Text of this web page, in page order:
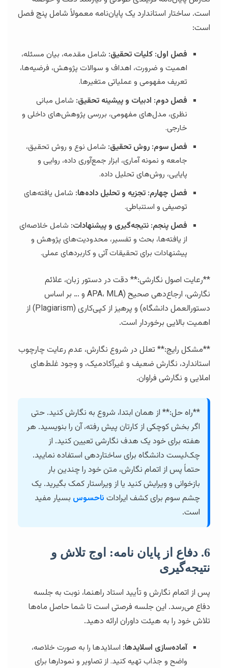
است. ساختار استاندارد یک پایان‌نامه معمولاً شامل پنج فصل
است:
فصل اول: کلیات تحقیق: شامل مقدمه، بیان مسئله،
اهمیت و ضرورت، اهداف و سوالات پژوهش، فرضیه‌ها،
تعریف مفهومی و عملیاتی متغیرها.
فصل دوم: ادبیات و پیشینه تحقیق: شامل مبانی
نظری، مدل‌های مفهومی، بررسی پژوهش‌های داخلی و
خارجی.
فصل سوم: روش تحقیق: شامل نوع و روش تحقیق،
جامعه و نمونه آماری، ابزار جمع‌آوری داده، روایی و
پایایی، روش‌های تحلیل داده.
فصل چهارم: تجزیه و تحلیل داده‌ها: شامل یافته‌های
توصیفی و استنباطی.
فصل پنجم: نتیجه‌گیری و پیشنهادات: شامل خلاصه‌ای
از یافته‌ها، بحث و تفسیر، محدودیت‌های پژوهش و
پیشنهادات برای تحقیقات آتی و کاربردهای عملی.
**رعایت اصول نگارشی:** دقت در دستور زبان، علائم
نگارشی، ارجاع‌دهی صحیح (APA، MLA و … بر اساس
دستورالعمل دانشگاه) و پرهیز از کپی‌کاری (Plagiarism) از
اهمیت بالایی برخوردار است.
**مشکل رایج:** تعلل در شروع نگارش، عدم رعایت چارچوب
استاندارد، نگارش ضعیف و غیرآکادمیک، و وجود غلط‌های
املایی و نگارشی فراوان.
**راه حل:** از همان ابتدا، شروع به نگارش کنید. حتی
اگر بخش کوچکی از کارتان پیش رفته، آن را بنویسید. هر
هفته برای خود یک هدف نگارشی تعیین کنید. از
چک‌لیست دانشگاه برای ساختاردهی استفاده نمایید.
حتماً پس از اتمام نگارش، متن خود را چندین بار
بازخوانی و ویرایش کنید یا از ویراستار کمک بگیرید. یک
چشم سوم برای کشف ایراداتناحسوس بسیار مفید
است.
6. دفاع از پایان نامه: اوج تلاش و
نتیجه‌گیری
پس از اتمام نگارش و تأیید استاد راهنما، نوبت به جلسه
دفاع می‌رسد. این جلسه فرصتی است تا شما حاصل ماه‌ها
تلاش خود را به هیئت داوران ارائه دهید.
آماده‌سازی اسلایدها: اسلایدها را به صورت خلاصه،
واضح و جذاب تهیه کنید. از تصاویر و نمودارها برای